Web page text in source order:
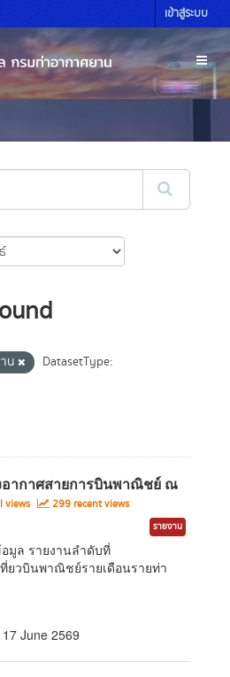
เข้าสู่ระบบ
น
DatasetType:
ากาศสายการบินพาณิชย์ ณ
views 299 recent views
รายงาน
มูล รายงานลำดับที่
ยวบินพาณิชย์รายเดือนรายท่า
17 June 2569